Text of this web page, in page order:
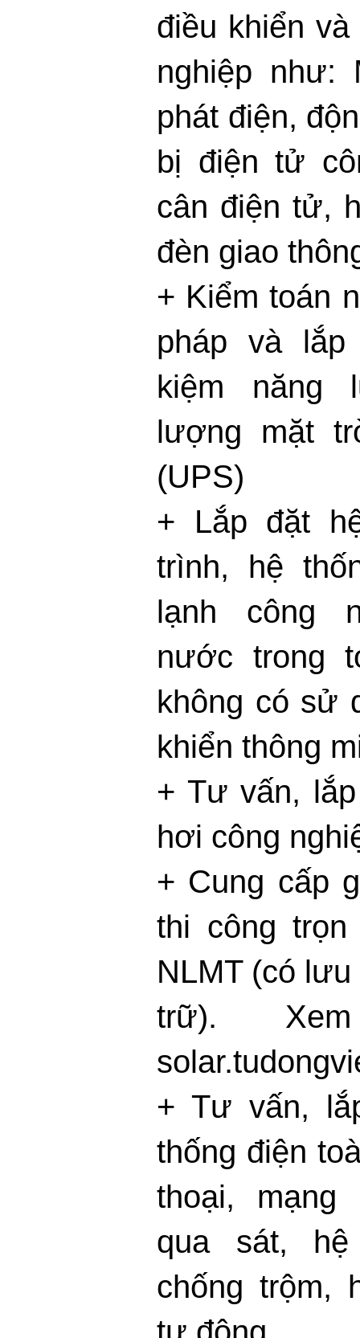
điều khiển
nghiệp như:
phát điện,
bị điện tử
cân điện tử,
đèn giao
+ Kiểm toán
pháp và
kiệm năng
lượng mặt
(UPS)
+ Lắp đặt
trình, hệ
lạnh công
nước trong
không có sử
khiển thông
+ Tư vấn,
hơi công
+ Cung cấp
thi công
NLMT (có
trữ).
+ Tư vấn,
thống điện
thoại, mạng
qua sát,
chống trộm,